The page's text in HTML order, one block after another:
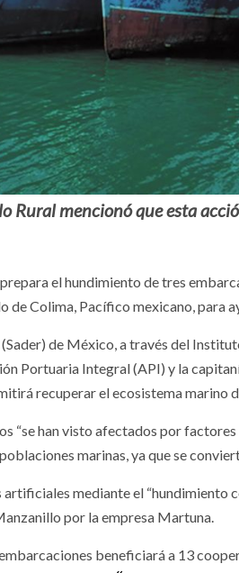
Rural mencionó que esta
el hundimiento de tres
de Colima, Pacífico mexicano, para
de México, a través del
Portuaria Integral (API) y la
recuperar el ecosistema marino
“se han visto afectados por
marinas, ya que se
mediante el “hundimiento
por la empresa Martuna.
beneficiará a 13